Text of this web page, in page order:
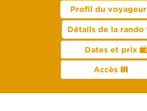
Profil du voyageur
Détails de la rando
Dates et prix
Accès